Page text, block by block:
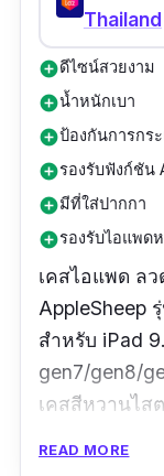
Thailand
add_circleดีไซน์สวยงาม
add_circleน้ำหนักเบา
add_circleป้องกันการกร
add_circleรองรับฟังก์ชัน
add_circleมีที่ใส่ปากกา
add_circleรองรับไอแพด
เคสไอแพด ล
AppleSheep
สำหรับ iPad
gen7/gen8/
เคสสีหวานไส
READ MORE